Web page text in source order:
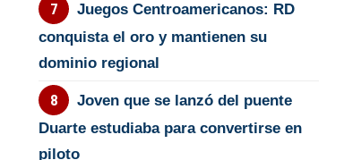
Juegos Centroamericanos: RD
conquista el oro y mantienen su
dominio regional
Joven que se lanzó del puente
Duarte estudiaba para convertirse en
piloto